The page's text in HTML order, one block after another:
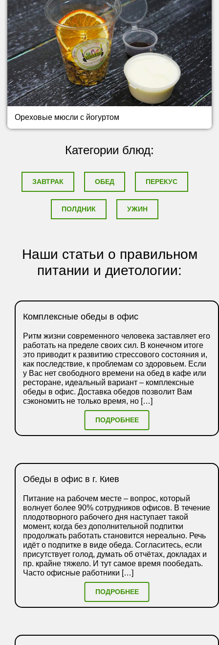
Ореховые мюсли с йогуртом
Категории блюд:
ЗАВТРАК ОБЕД ПЕРЕКУС
ПОЛДНИК УЖИН
Наши статьи о правильном
питании и диетологии:
Комплексные обеды в офис
Ритм жизни современного человека заставляет его
работать на пределе своих сил. В конечном итоге
это приводит к развитию стрессового состояния и,
как последствие, к проблемам со здоровьем. Если
у Вас нет свободного времени на обед в кафе или
ресторане, идеальный вариант – комплексные
обеды в офис. Доставка обедов позволит Вам
сэкономить не только время, но […]
ПОДРОБНЕЕ
Обеды в офис в г. Киев
Питание на рабочем месте – вопрос, который
волнует более 90% сотрудников офисов. В течение
плодотворного рабочего дня наступает такой
момент, когда без дополнительной подпитки
продолжать работать становится нереально. Речь
идёт о подпитке в виде обеда. Согласитесь, если
присутствует голод, думать об отчётах, докладах и
пр. крайне тяжело. И тут самое время пообедать.
Часто офисные работники […]
ПОДРОБНЕЕ